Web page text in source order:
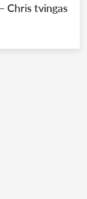
Chris tvingas